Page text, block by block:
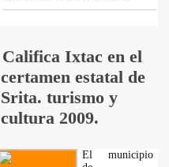
Califica Ixtac en el
certamen estatal de
Srita. turismo y
cultura 2009.
El municipio